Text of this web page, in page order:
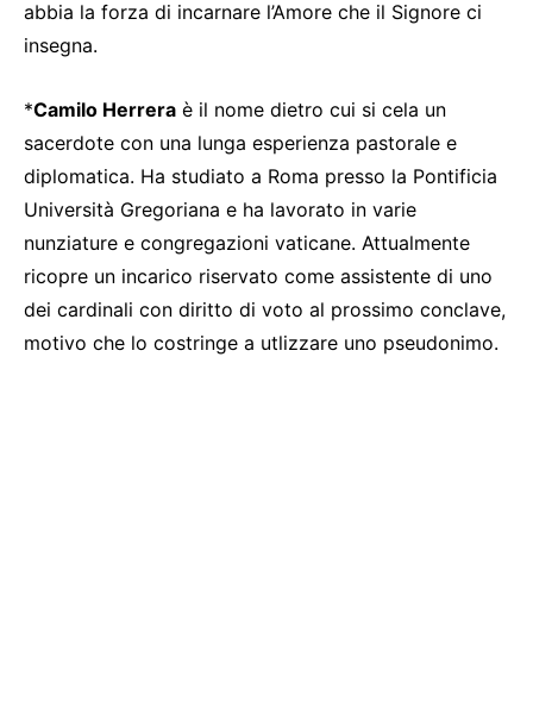
abbia la forza di incarnare l’Amore che il Signore ci
insegna.
*Camilo Herrera è il nome dietro cui si cela un
sacerdote con una lunga esperienza pastorale e
diplomatica. Ha studiato a Roma presso la Pontificia
Università Gregoriana e ha lavorato in varie
nunziature e congregazioni vaticane. Attualmente
ricopre un incarico riservato come assistente di uno
dei cardinali con diritto di voto al prossimo conclave,
motivo che lo costringe a utlizzare uno pseudonimo.